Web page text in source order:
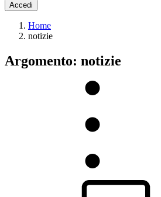
Accedi
Home
notizie
Argomento: notizie